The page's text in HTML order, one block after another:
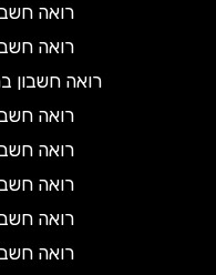
רואה חשבון
רואה חשבון
רואה חשבון במרכז
רואה חשבון
רואה חשבון
רואה חשבון
רואה חשבון
רואה חשבון